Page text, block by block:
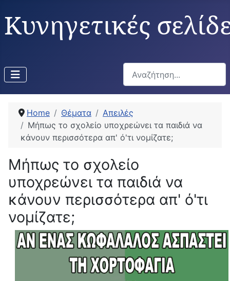
Κυνηγετικές
Αναζήτηση...
Home Θέματα
Απειλές
Μήπως το σχολείο υποχρεώνει τα παιδιά να
κάνουν περισσότερα απ' ό'τι νομίζατε;
Μήπως το σχολείο
υποχρεώνει τα παιδιά να
κάνουν περισσότερα απ' ό'τι
νομίζατε;